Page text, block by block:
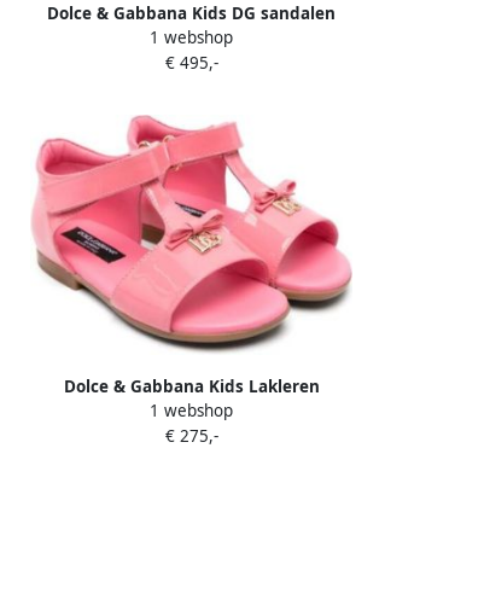
Dolce & Gabbana Kids DG sandalen
met stras Zilver
1 webshop
€ 495,-
Dolce & Gabbana Kids Lakleren
sandalen met DG-logo Roze
1 webshop
€ 275,-